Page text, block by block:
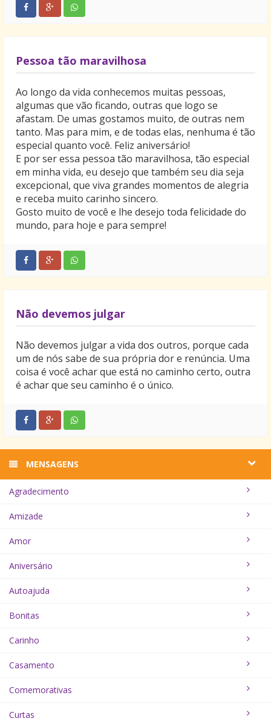
Pessoa tão maravilhosa
Ao longo da vida conhecemos muitas pessoas,
algumas que vão ficando, outras que logo se
afastam. De umas gostamos muito, de outras nem
tanto. Mas para mim, e de todas elas, nenhuma é tão
especial quanto você. Feliz aniversário!
E por ser essa pessoa tão maravilhosa, tão especial
em minha vida, eu desejo que também seu dia seja
excepcional, que viva grandes momentos de alegria
e receba muito carinho sincero.
Gosto muito de você e lhe desejo toda felicidade do
mundo, para hoje e para sempre!
Não devemos julgar
Não devemos julgar a vida dos outros, porque cada
um de nós sabe de sua própria dor e renúncia. Uma
coisa é você achar que está no caminho certo, outra
é achar que seu caminho é o único.
MENSAGENS
Agradecimento
Amizade
Amor
Aniversário
Autoajuda
Bonitas
Carinho
Casamento
Comemorativas
Curtas